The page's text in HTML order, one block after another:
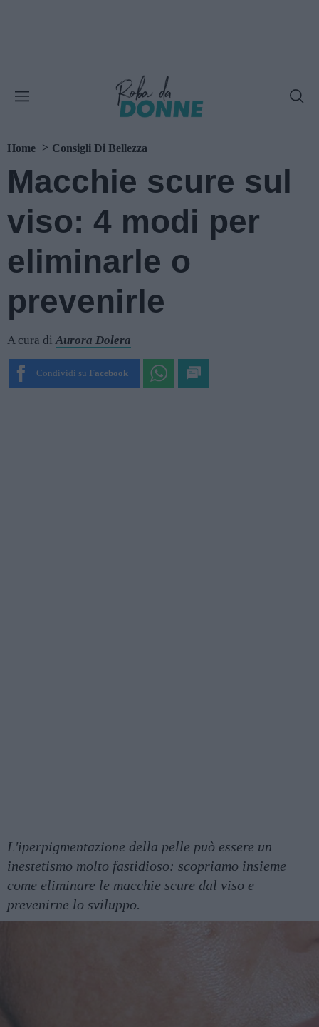
Home Consigli Di Bellezza
Macchie scure sul
viso: 4 modi per
eliminarle o
prevenirle
A cura diAurora Dolera
Condividi su Facebook
L'iperpigmentazione della pelle può essere un
inestetismo molto fastidioso: scopriamo insieme
come eliminare le macchie scure dal viso e
prevenirne lo sviluppo.